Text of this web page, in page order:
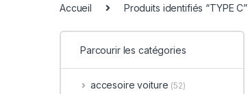
Accueil Produits identifiés “TYPE C”
Parcourir les catégories
accesoire voiture (52)